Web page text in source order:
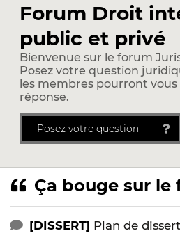
Forum Droit
public et privé
Bienvenue sur le forum
Posez votre question
les membres pourront
réponse.
Posez votre question
Ça bouge sur le
[DISSERT] Plan de